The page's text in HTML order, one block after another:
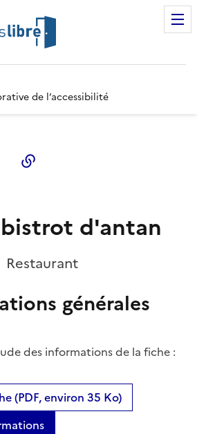
de l’accessibilité
Twitter)
Linkedin
d'antan
Restaurant
générales
des informations de la fiche :
(PDF, environ 35 Ko)